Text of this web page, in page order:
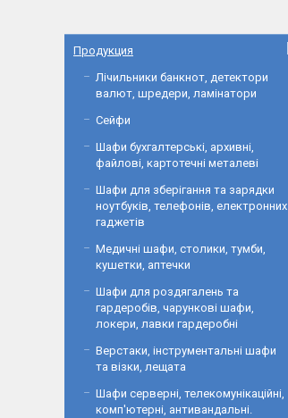
Продукция
Лічильники банкнот, детектори
валют, шредери, ламінатори
Сейфи
Шафи бухгалтерські, архивні,
файлові, картотечні металеві
Шафи для зберігання та зарядки
ноутбуків, телефонів, електронних
гаджетів
Медичні шафи, столики, тумби,
кушетки, аптечки
Шафи для роздягалень та
гардеробів, чарункові шафи,
локери, лавки гардеробні
Верстаки, інструментальні шафи
та візки, лещата
Шафи серверні, телекомунікаційні,
комп'ютерні, антивандальні.